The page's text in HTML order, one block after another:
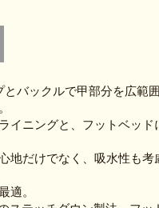
とバックルで甲部分を広範
イニングと、フットベッド
地だけでなく、吸水性も
適。